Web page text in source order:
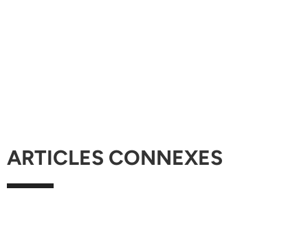
ARTICLES CONNEXES